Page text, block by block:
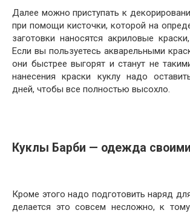
Далее можно приступать к
при помощи кисточки, которой на
заготовки наносятся акриловые
Если вы пользуетесь акварельными
они быстрее выгорят и станут не
нанесения краски куклу надо
дней, чтобы все полностью высохло.
Куклы Барби — одежда
Кроме этого надо подготовить наряд
делается это совсем несложно, к